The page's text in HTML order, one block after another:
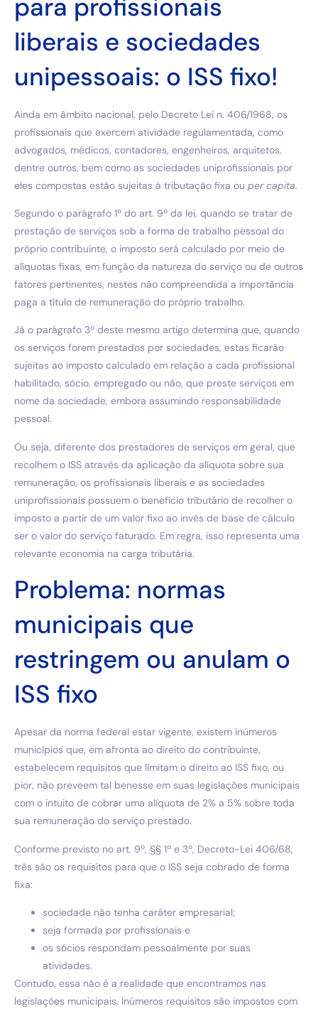
para profissionais
liberais e sociedades
unipessoais: o ISS fixo!
Ainda em âmbito nacional, pelo Decreto Lei n. 406/1968, os
profissionais que exercem atividade regulamentada, como
advogados, médicos, contadores, engenheiros, arquitetos,
dentre outros, bem como as sociedades uniprofissionais por
eles compostas estão sujeitas à tributação fixa ou per capita.
Segundo o parágrafo 1º do art. 9º da lei, quando se tratar de
prestação de serviços sob a forma de trabalho pessoal do
próprio contribuinte, o imposto será calculado por meio de
alíquotas fixas, em função da natureza do serviço ou de outros
fatores pertinentes, nestes não compreendida a importância
paga a título de remuneração do próprio trabalho.
Já o parágrafo 3º deste mesmo artigo determina que, quando
os serviços forem prestados por sociedades, estas ficarão
sujeitas ao imposto calculado em relação a cada profissional
habilitado, sócio, empregado ou não, que preste serviços em
nome da sociedade, embora assumindo responsabilidade
pessoal.
Ou seja, diferente dos prestadores de serviços em geral, que
recolhem o ISS através da aplicação da alíquota sobre sua
remuneração, os profissionais liberais e as sociedades
uniprofissionais possuem o benefício tributário de recolher o
imposto a partir de um valor fixo ao invés de base de cálculo
ser o valor do serviço faturado. Em regra, isso representa uma
relevante economia na carga tributária.
Problema: normas
municipais que
restringem ou anulam o
ISS fixo
Apesar da norma federal estar vigente, existem inúmeros
municípios que, em afronta ao direito do contribuinte,
estabelecem requisitos que limitam o direito ao ISS fixo, ou
pior, não preveem tal benesse em suas legislações municipais
com o intuito de cobrar uma alíquota de 2% a 5% sobre toda
sua remuneração do serviço prestado.
Conforme previsto no art. 9º, §§ 1º e 3º, Decreto-Lei 406/68,
três são os requisitos para que o ISS seja cobrado de forma
fixa:
sociedade não tenha caráter empresarial;
seja formada por profissionais e
os sócios respondam pessoalmente por suas
atividades.
Contudo, essa não é a realidade que encontramos nas
legislações municipais. Inúmeros requisitos são impostos com